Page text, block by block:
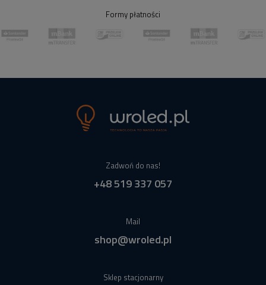
Formy płatności
Zadwoń do nas!
+48 519 337 057
Mail
shop@wroled.pl
Sklep stacjonarny